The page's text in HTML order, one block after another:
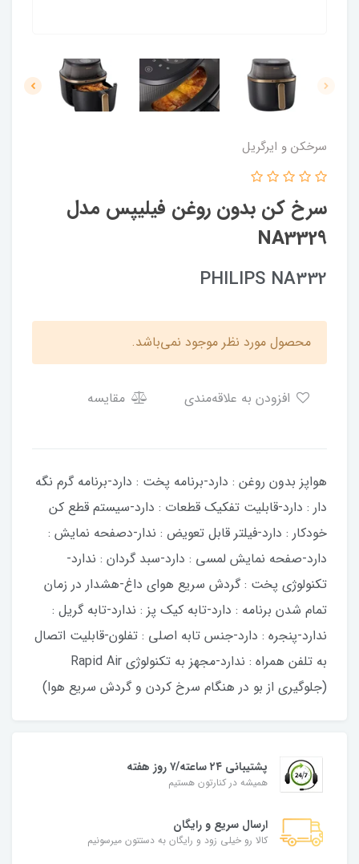
سرخکن و ایرگریل
سرخ کن بدون روغن فیلیپس مدل
NA332۹
PHILIPS NA332
محصول مورد نظر موجود نمی‌باشد.
مقایسه
هواپز بدون روغن : دارد-برنامه پخت : دارد-برنامه گرم نگه
دار : دارد-قابلیت تفکیک قطعات : دارد-سیستم قطع کن
خودکار : دارد-فیلتر قابل تعویض : ندار-دصفحه نمایش :
دارد-صفحه نمایش لمسی : دارد-سبد گردان : ندارد-
تکنولوژی پخت : گردش سریع هوای داغ-هشدار در زمان
تمام شدن برنامه : دارد-تابه کیک پز : ندارد-تابه گریل :
ندارد-پنجره : دارد-جنس تابه اصلی : تفلون-قابلیت اتصال
به تلفن همراه : ندارد-مجهز به تکنولوژی Rapid Air
(جلوگیری از بو در هنگام سرخ کردن و گردش سریع هوا)
پشتیبانی ۲۴ ساعته/۷ روز هفته
همیشه در کنارتون هستیم
ارسال سریع و رایگان
کالا رو خیلی زود و رایگان به دستتون میرسونیم